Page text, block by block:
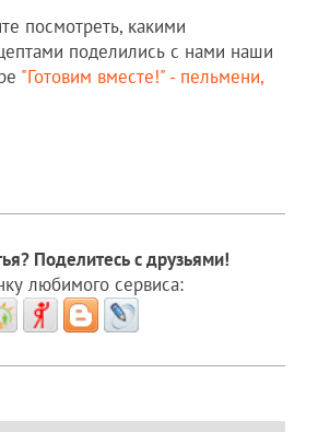
посмотреть, какими
поделились с нами наши
"Готовим вместе!" - пельмени,
Поделитесь с друзьями!
любимого сервиса: